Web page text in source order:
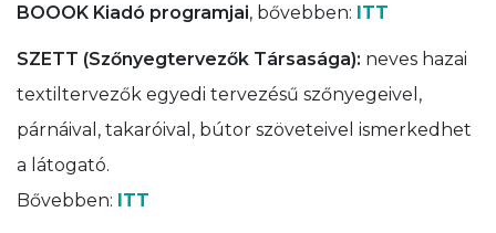
BOOOK Kiadó programjai, bővebben: ITT
SZETT (Szőnyegtervezők Társasága): neves hazai
textiltervezők egyedi tervezésű szőnyegeivel,
párnáival, takaróival, bútor szöveteivel ismerkedhet
a látogató.
Bővebben: ITT